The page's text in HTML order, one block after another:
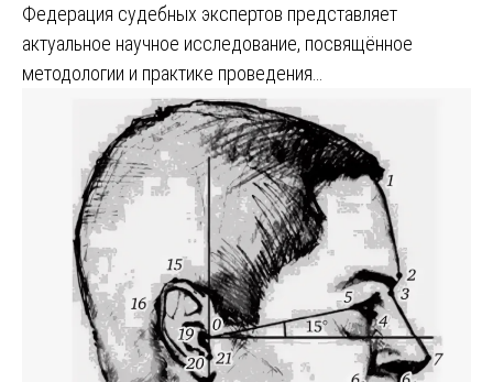
Федерация судебных экспертов представляет
актуальное научное исследование, посвящённое
методологии и практике проведения…